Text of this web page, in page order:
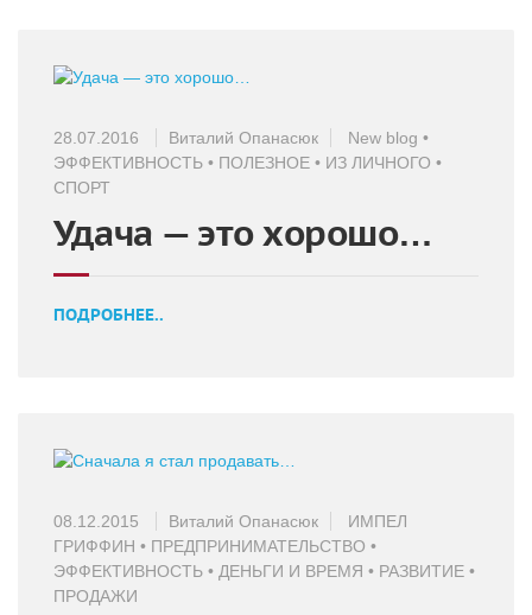
28.07.2016 Виталий Опанасюк New blog •
ЭФФЕКТИВНОСТЬ • ПОЛЕЗНОЕ • ИЗ ЛИЧНОГО •
СПОРТ
Удача — это хорошо…
ПОДРОБНЕЕ..
08.12.2015 Виталий Опанасюк
ИМПЕЛ
ГРИФФИН • ПРЕДПРИНИМАТЕЛЬСТВО •
ЭФФЕКТИВНОСТЬ • ДЕНЬГИ И ВРЕМЯ • РАЗВИТИЕ •
ПРОДАЖИ